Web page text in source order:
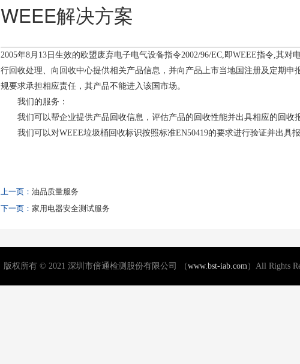
WEEE解决方案
2005年8月13日生效的欧盟废弃电子电气设备指令2002/96/EC,即WEEE指令,其
行回收处理、向回收中心提供相关产品信息，并向产品上市当地国注册及定期
规要求承担相应责任，其产品不能进入该国市场。
我们的服务：
我们可以帮企业提供产品回收信息，评估产品的回收性能并出具相应的回收报
我们可以对WEEE垃圾桶回收标识按照标准EN50419的要求进行验证并出具报
上一页： 油品质量服务
下一页： 家用电器安全测试服务
版权所有 © 2021 深圳市倍通检测股份有限公司 （www.bst-iab.com）All Rights